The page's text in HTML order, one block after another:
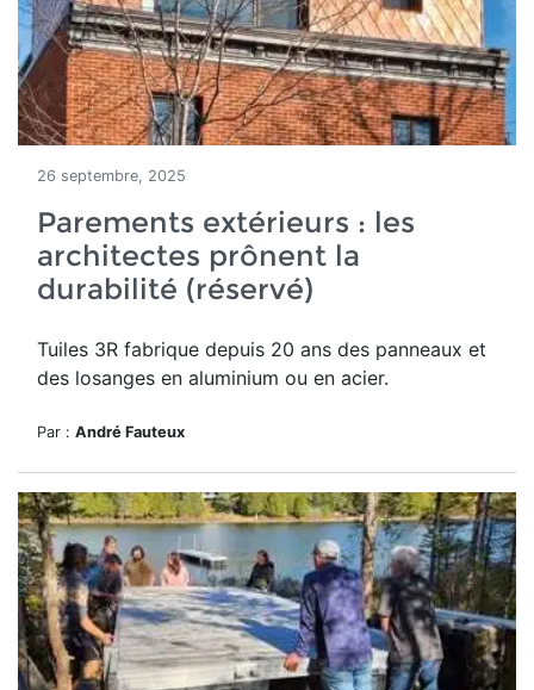
26 septembre, 2025
Parements extérieurs : les
architectes prônent la
durabilité (réservé)
Tuiles 3R fabrique depuis 20 ans des panneaux et
des losanges en aluminium ou en acier.
Par : André Fauteux